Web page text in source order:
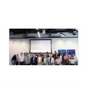
空军军医大学，西安交通大
学